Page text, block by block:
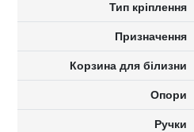
Тип кріплення
Призначення
Корзина для білизни
Опори
Ручки